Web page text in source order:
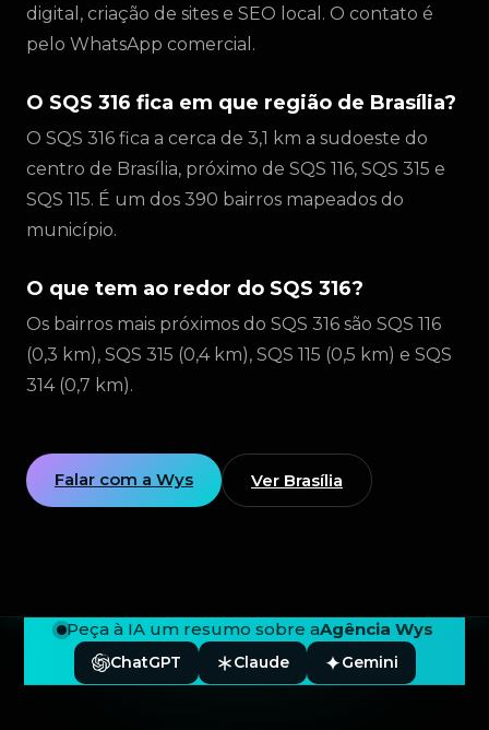
digital, criação de sites e SEO local. O contato é
pelo WhatsApp comercial.
O SQS 316 fica em que região de Brasília?
O SQS 316 fica a cerca de 3,1 km a sudoeste do
centro de Brasília, próximo de SQS 116, SQS 315 e
SQS 115. É um dos 390 bairros mapeados do
município.
O que tem ao redor do SQS 316?
Os bairros mais próximos do SQS 316 são SQS 116
(0,3 km), SQS 315 (0,4 km), SQS 115 (0,5 km) e SQS
314 (0,7 km).
Falar com a Wys Ver Brasília
Peça à IA um resumo sobre aAgência Wys
ChatGPT Claude Gemini